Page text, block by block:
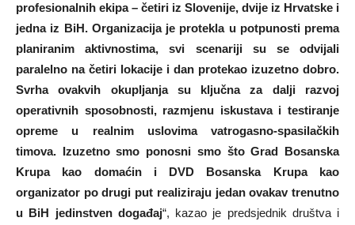
profesionalnih ekipa – četiri iz Slovenije, dvije iz Hrvatske i
jedna iz BiH. Organizacija je protekla u potpunosti prema
planiranim aktivnostima, svi scenariji su se odvijali
paralelno na četiri lokacije i dan protekao izuzetno dobro.
Svrha ovakvih okupljanja su ključna za dalji razvoj
operativnih sposobnosti, razmjenu iskustava i testiranje
opreme u realnim uslovima vatrogasno-spasilačkih
timova. Izuzetno smo ponosni smo što Grad Bosanska
Krupa kao domaćin i DVD Bosanska Krupa kao
organizator po drugi put realiziraju jedan ovakav trenutno
u BiH jedinstven događaj“, kazao je predsjednik društva i